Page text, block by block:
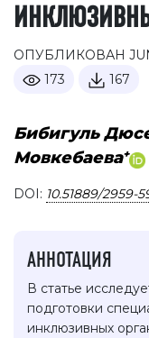
ОПУБЛИКОВАН
173
167
Бибигуль
Мовкебаева+
DOI: 10.51889/2959-
АННОТАЦИЯ
В статье
подготовки
инклюзивных